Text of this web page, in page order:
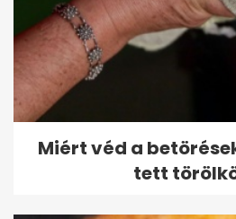
Miért véd a
tett